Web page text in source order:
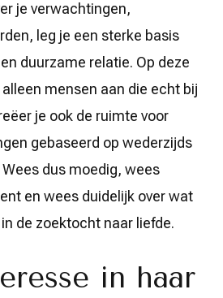
je verwachtingen,
leg je een sterke basis
duurzame relatie. Op deze
mensen aan die echt bij
je ook de ruimte voor
gebaseerd op wederzijds
dus moedig, wees
en wees duidelijk over wat
de zoektocht naar liefde.
in haar